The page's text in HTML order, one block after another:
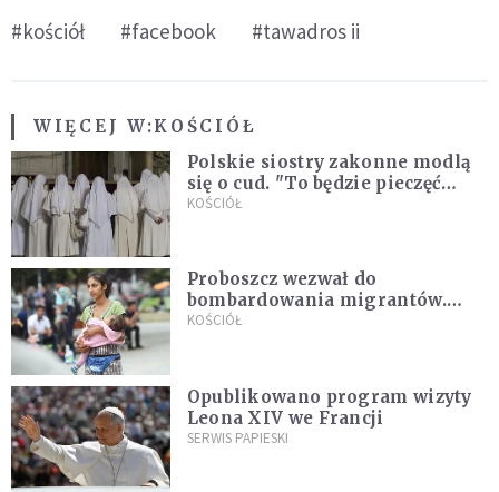
#kościół #facebook #tawadros ii
WIĘCEJ W:KOŚCIÓŁ
Polskie siostry zakonne modlą
się o cud. "To będzie pieczęć
Pana Boga dla naszej wiary"
KOŚCIÓŁ
Proboszcz wezwał do
bombardowania migrantów.
"Masowy ogień przeciwko
KOŚCIÓŁ
Opublikowano program wizyty
Leona XIV we Francji
SERWIS PAPIESKI